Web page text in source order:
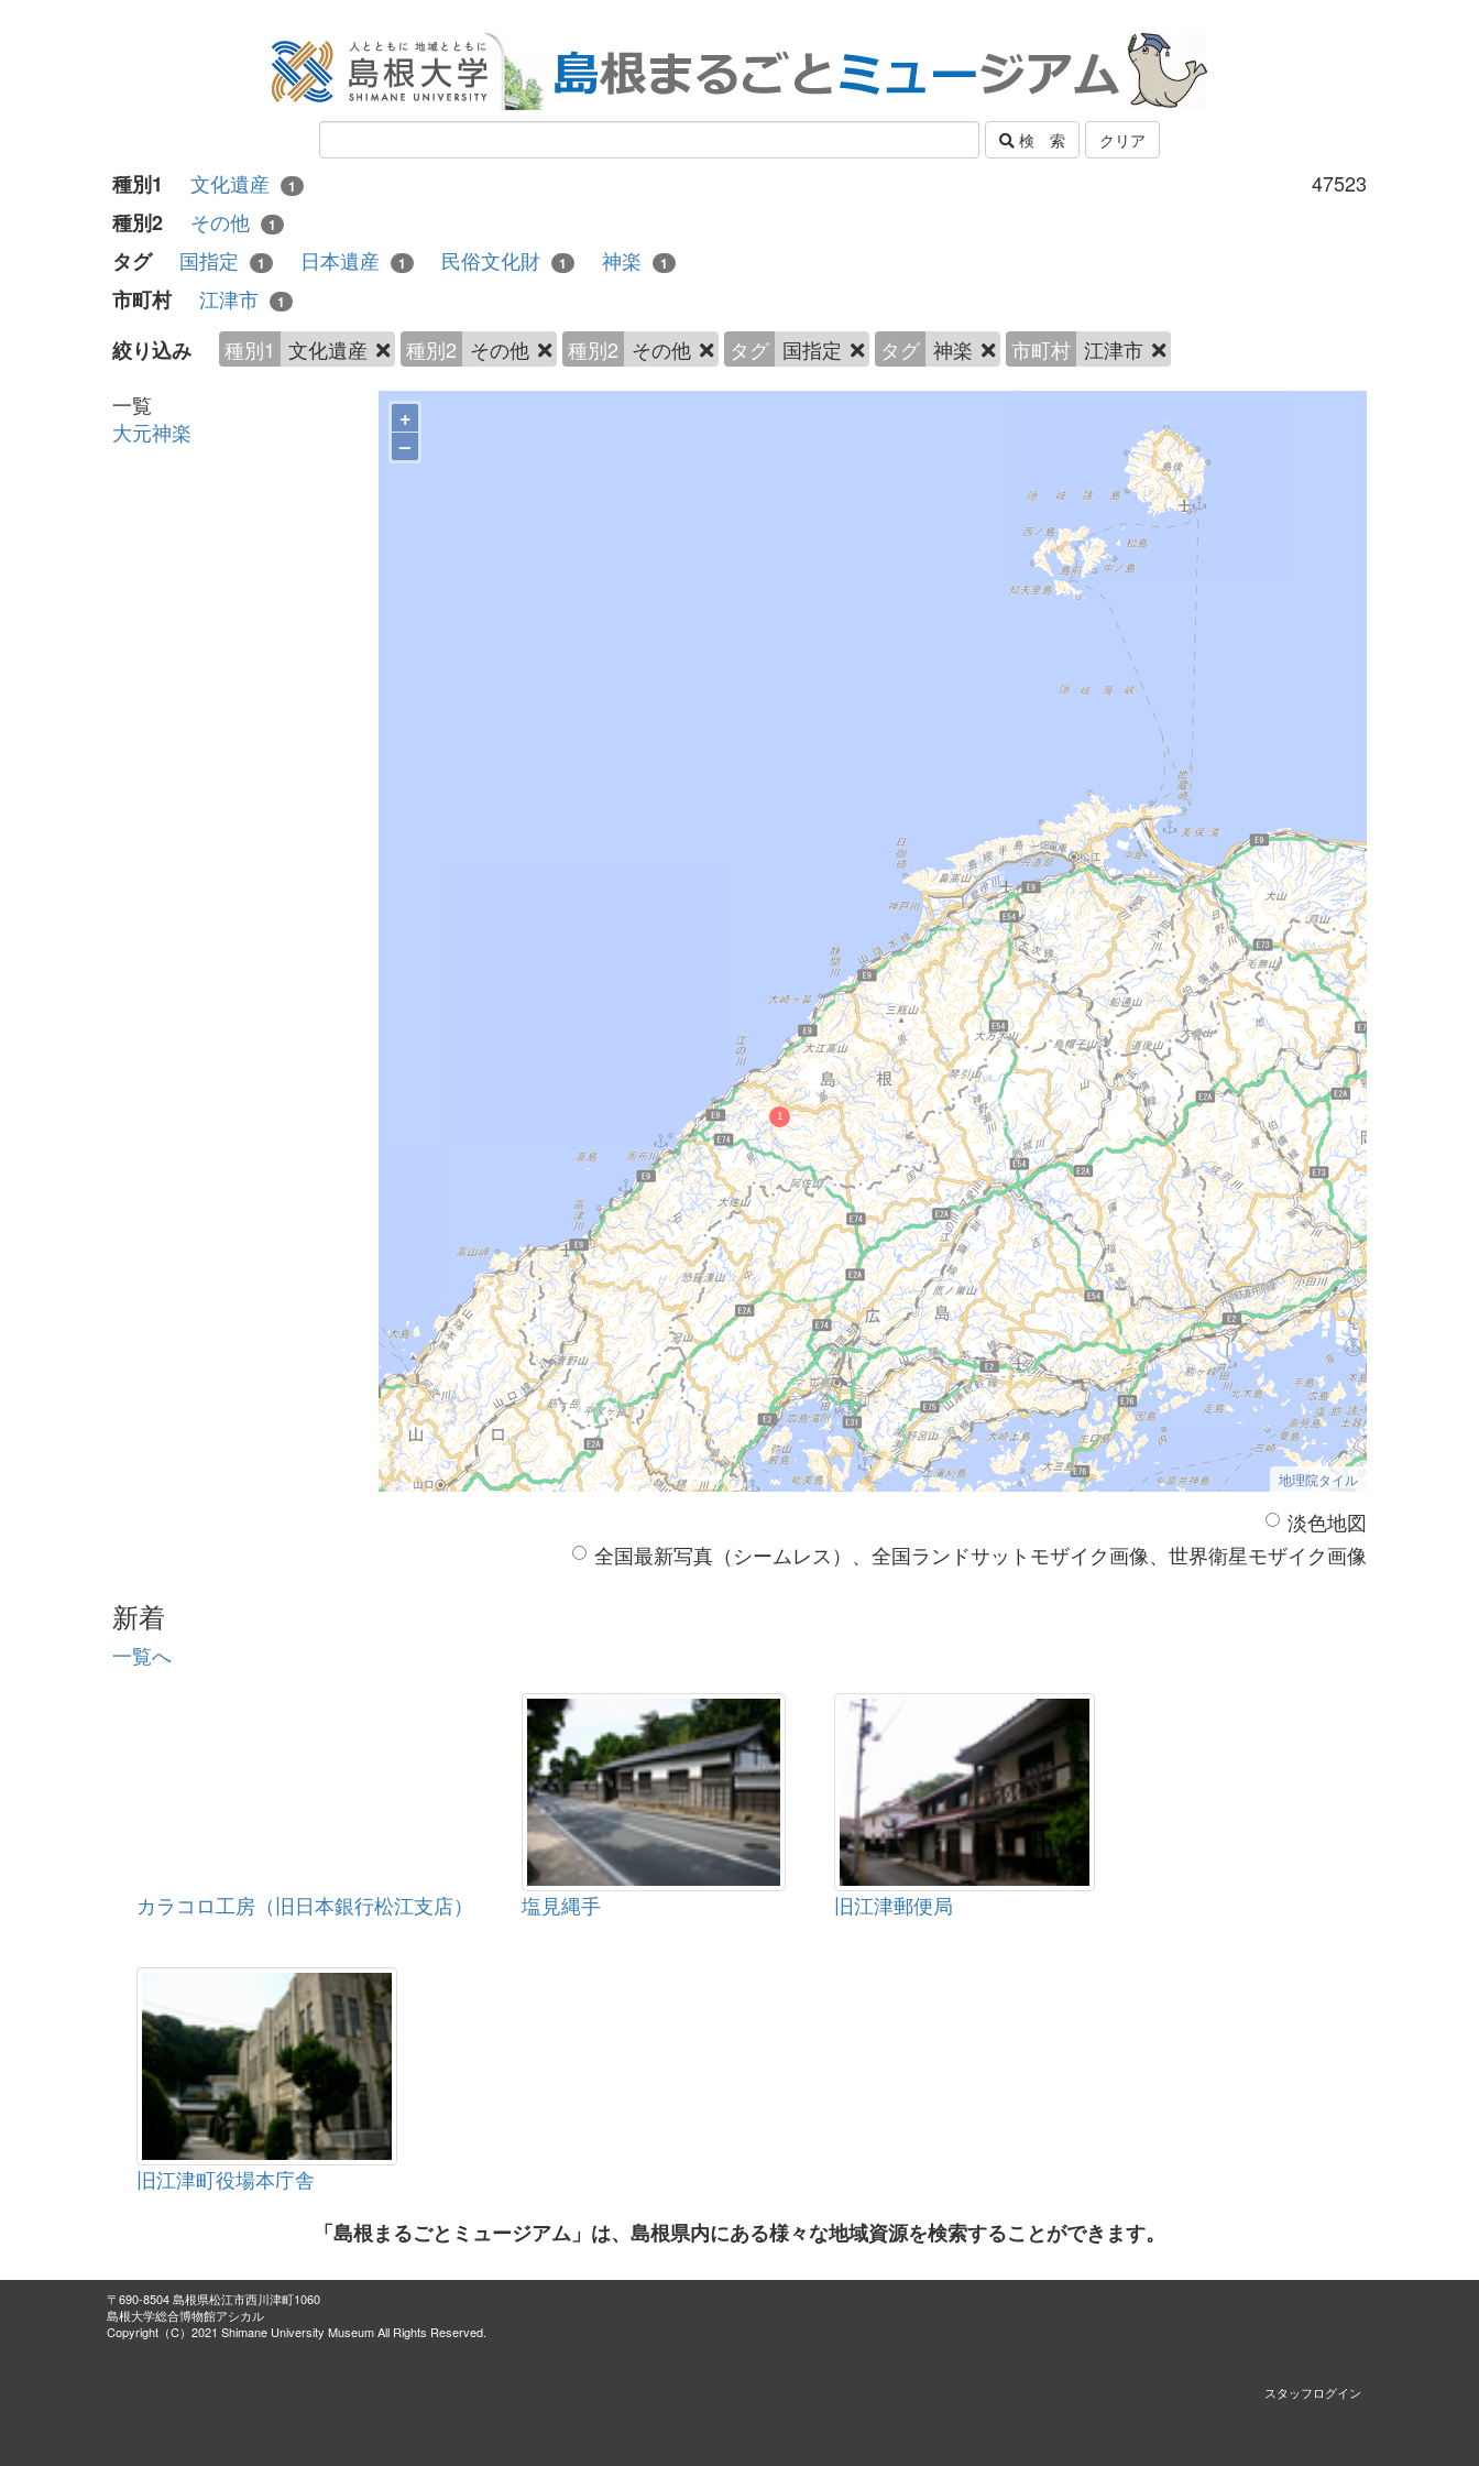
検 索 クリア
47523
種別1 文化遺産 1
種別2 その他 1
タグ 国指定 1 日本遺産 1 民俗文化財 1 神楽 1
市町村 江津市 1
絞り込み 種別1 文化遺産 種別2 その他 種別2 その他 タグ 国指定 タグ 神楽 市町村 江津市
一覧
大元神楽
+
–
地理院タイル
淡色地図
全国最新写真（シームレス）、全国ランドサットモザイク画像、世界衛星モザイク画像
新着
一覧へ
カラコロ工房（旧日本銀行松江支店） 塩見縄手 旧江津郵便局
旧江津町役場本庁舎
「島根まるごとミュージアム」は、島根県内にある様々な地域資源を検索することができます。
〒690-8504 島根県松江市西川津町1060
島根大学総合博物館アシカル
Copyright（C）2021 Shimane University Museum All Rights Reserved.
スタッフログイン